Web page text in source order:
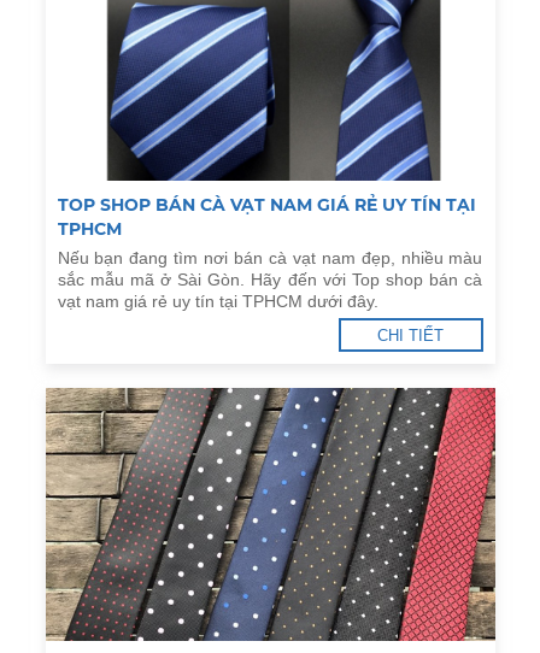
TOP SHOP BÁN CÀ VẠT NAM GIÁ RẺ UY TÍN TẠI
TPHCM
Nếu bạn đang tìm nơi bán cà vạt nam đẹp, nhiều màu
sắc mẫu mã ở Sài Gòn. Hãy đến với Top shop bán cà
vạt nam giá rẻ uy tín tại TPHCM dưới đây.
CHI TIẾT